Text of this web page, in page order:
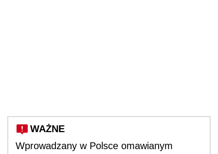
WAŻNE
Wprowadzany w Polsce omawianym